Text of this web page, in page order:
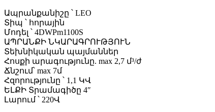
Ապրանքանիշը ՝ LEO
Տիպ ՝ հորային
Մոդել ՝ 4DWPm1100S
ԱՊՐԱՆՔԻ ՆԿԱՐԱԳՐՈՒԹՅՈՒՆ
Տեխնիկական պայմաններ
Հոսքի արագությունը. max 2,7 մ³/ժ
Ճնշում՝ max 7մ
Հզորությունը ՝ 1,1 ԿՎ
ԵԼՔԻ Տրամագիծը 4″
Լարում ՝ 220Վ